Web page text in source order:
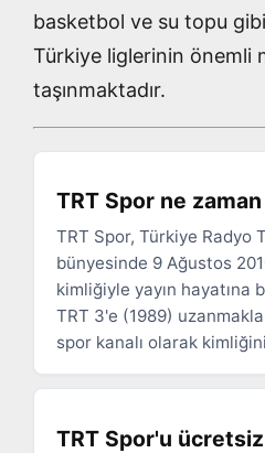
basketbol ve su topu
Türkiye liglerinin önemli
taşınmaktadır.
TRT Spor ne
TRT Spor, Türkiye Radyo
bünyesinde 9 Ağustos
kimliğiyle yayın hayatına
TRT 3'e (1989)
spor kanalı olarak
TRT Spor'u ücretsiz